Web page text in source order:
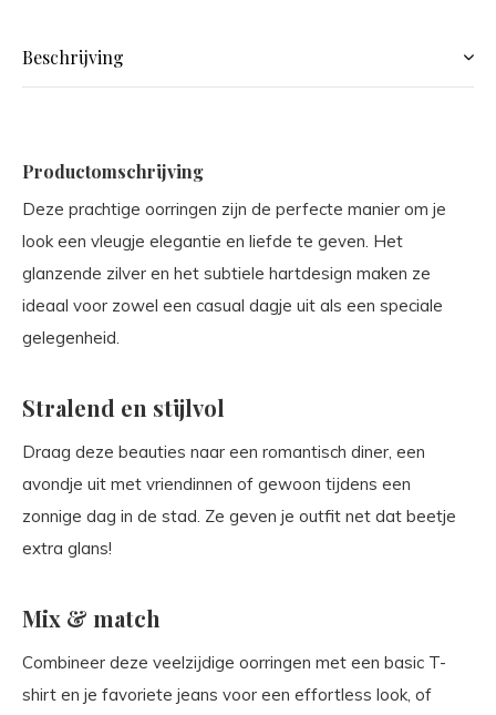
Beschrijving
Productomschrijving
Deze prachtige oorringen zijn de perfecte manier om je
look een vleugje elegantie en liefde te geven. Het
glanzende zilver en het subtiele hartdesign maken ze
ideaal voor zowel een casual dagje uit als een speciale
gelegenheid.
Stralend en stijlvol
Draag deze beauties naar een romantisch diner, een
avondje uit met vriendinnen of gewoon tijdens een
zonnige dag in de stad. Ze geven je outfit net dat beetje
extra glans!
Mix & match
Combineer deze veelzijdige oorringen met een basic T-
shirt en je favoriete jeans voor een effortless look, of